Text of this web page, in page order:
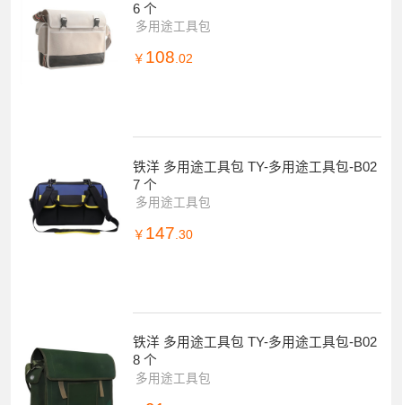
6 个
多用途工具包
￥ 108.02
铁洋 多用途工具包 TY-多用途工具包-B02
7 个
多用途工具包
￥ 147 .30
铁洋 多用途工具包 TY-多用途工具包-B02
8 个
多用途工具包